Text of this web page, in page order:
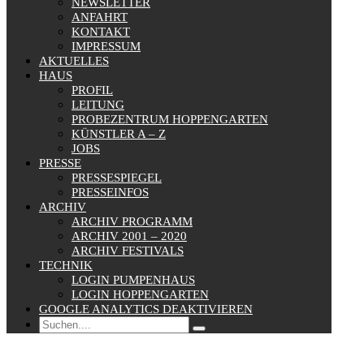
ANFAHRT
KONTAKT
IMPRESSUM
AKTUELLES
HAUS
PROFIL
LEITUNG
PROBEZENTRUM HOPPENGARTEN
KÜNSTLER A – Z
JOBS
PRESSE
PRESSESPIEGEL
PRESSEINFOS
ARCHIV
ARCHIV PROGRAMM
ARCHIV 2001 – 2020
ARCHIV FESTIVALS
TECHNIK
LOGIN PUMPENHAUS
LOGIN HOPPENGARTEN
GOOGLE ANALYTICS DEAKTIVIEREN